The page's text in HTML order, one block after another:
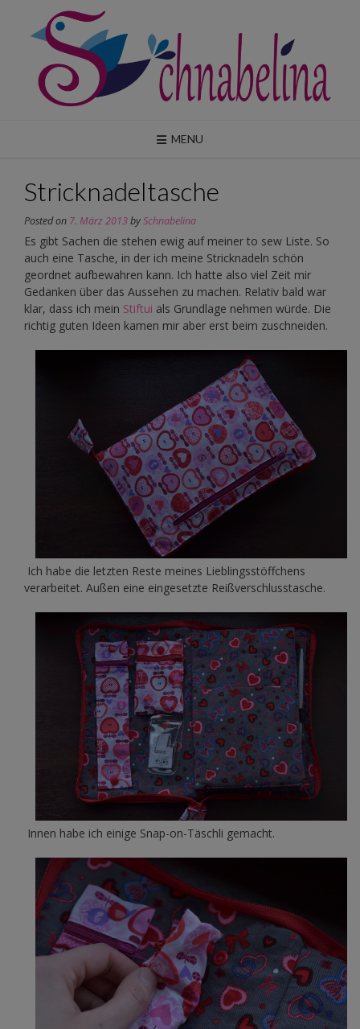
content
MENU
Stricknadeltasche
Posted on 7. März 2013bySchnabelina
Es gibt Sachen die stehen ewig auf meiner to sew Liste. So
auch eine Tasche, in der ich meine Stricknadeln schön
geordnet aufbewahren kann. Ich hatte also viel Zeit mir
Gedanken über das Aussehen zu machen. Relativ bald war
klar, dass ich mein Stiftui als Grundlage nehmen würde. Die
richtig guten Ideen kamen mir aber erst beim zuschneiden.
Ich habe die letzten Reste meines Lieblingsstöffchens
verarbeitet. Außen eine eingesetzte Reißverschlusstasche.
Innen habe ich einige Snap-on-Täschli gemacht.